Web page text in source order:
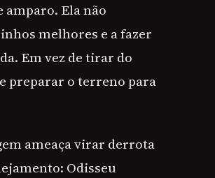
amparo. Ela não
melhores e a fazer
Em vez de tirar do
preparar o terreno para
ameaça virar derrota
Odisseu